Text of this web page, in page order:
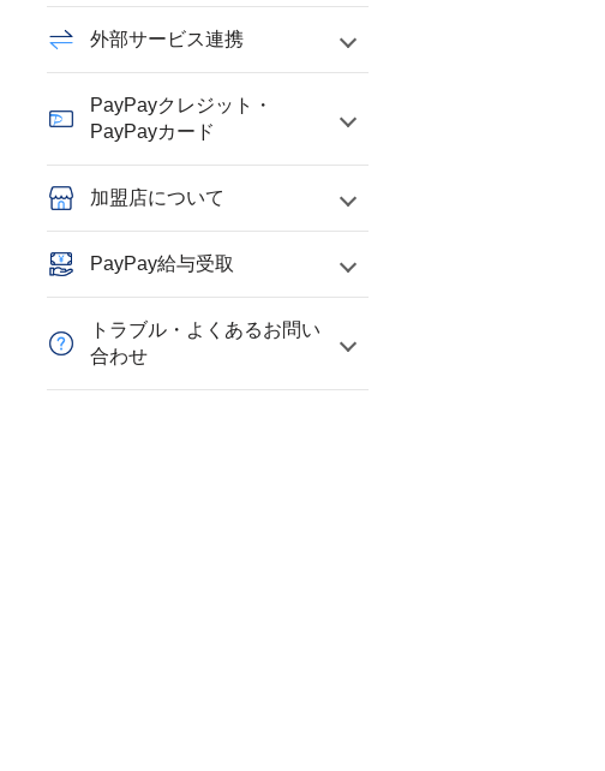
外部サービス連携
PayPayクレジット・
PayPayカード
加盟店について
PayPay給与受取
トラブル・よくあるお問い
合わせ